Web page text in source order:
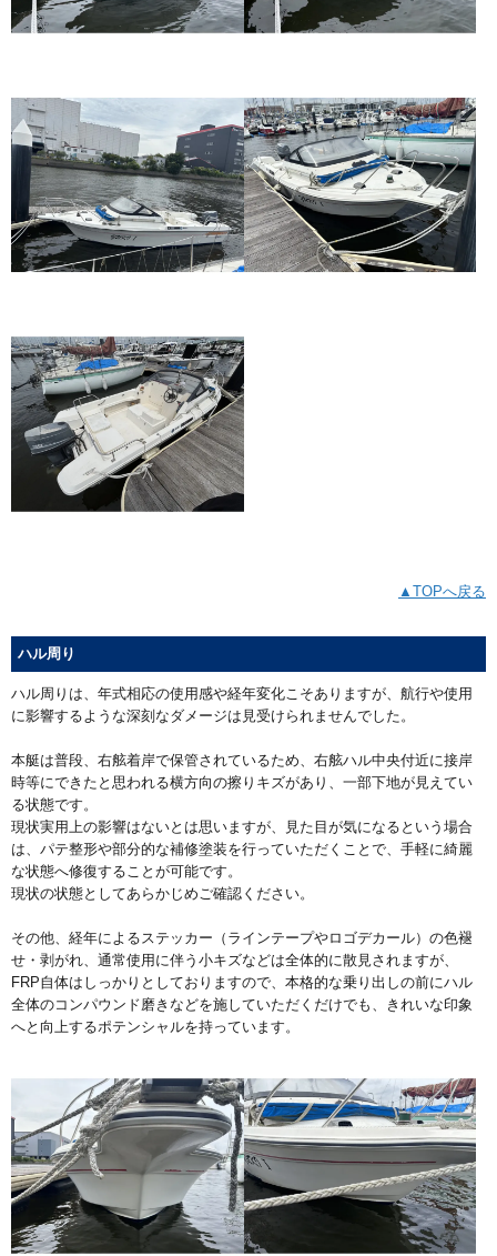
▲TOPへ戻る
ハル周り
ハル周りは、年式相応の使用感や経年変化こそありますが、航行や使用
に影響するような深刻なダメージは見受けられませんでした。
本艇は普段、右舷着岸で保管されているため、右舷ハル中央付近に接岸
時等にできたと思われる横方向の擦りキズがあり、一部下地が見えてい
る状態です。
現状実用上の影響はないとは思いますが、見た目が気になるという場合
は、パテ整形や部分的な補修塗装を行っていただくことで、手軽に綺麗
な状態へ修復することが可能です。
現状の状態としてあらかじめご確認ください。
その他、経年によるステッカー（ラインテープやロゴデカール）の色褪
せ・剥がれ、通常使用に伴う小キズなどは全体的に散見されますが、
FRP自体はしっかりとしておりますので、本格的な乗り出しの前にハル
全体のコンパウンド磨きなどを施していただくだけでも、きれいな印象
へと向上するポテンシャルを持っています。